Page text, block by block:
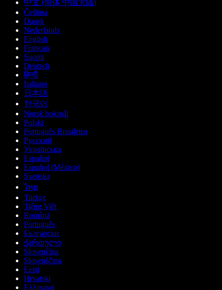
中文 (简体 中国大陆)
Čeština
Dansk
Nederlands
English
Français
Suomi
Deutsch
हिन्दी
Italiano
日本語
한국어
Norsk bokmål
Polski
Português Brasileiro
Русский
Українська
Español
Español (México)
Svenska
ไทย
Türkçe
Tiếng Việt
Română
Português
Български
ქართული
Slovenčina
Slovenščina
Eesti
Hrvatski
Ελληνικά